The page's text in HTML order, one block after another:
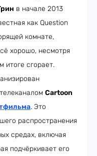
в начале 2013
как Question
комнате,
хорошо, несмотря
итоге сгорает.
Cartoon
. Это
распространения
средах, включая
подчёркивает его